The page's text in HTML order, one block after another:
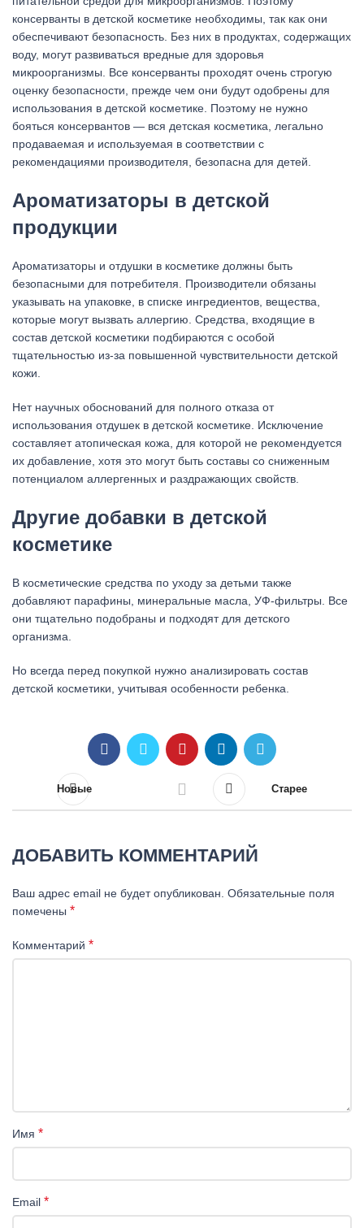
консерванты в детской косметике необходимы, так как они
обеспечивают безопасность. Без них в продуктах, содержащих
воду, могут развиваться вредные для здоровья
микроорганизмы. Все консерванты проходят очень строгую
оценку безопасности, прежде чем они будут одобрены для
использования в детской косметике. Поэтому не нужно
бояться консервантов — вся детская косметика, легально
продаваемая и используемая в соответствии с
рекомендациями производителя, безопасна для детей.
Ароматизаторы в детской
продукции
Ароматизаторы и отдушки в косметике должны быть
безопасными для потребителя. Производители обязаны
указывать на упаковке, в списке ингредиентов, вещества,
которые могут вызвать аллергию. Средства, входящие в
состав детской косметики подбираются с особой
тщательностью из-за повышенной чувствительности детской
кожи.
Нет научных обоснований для полного отказа от
использования отдушек в детской косметике. Исключение
составляет атопическая кожа, для которой не рекомендуется
их добавление, хотя это могут быть составы со сниженным
потенциалом аллергенных и раздражающих свойств.
Другие добавки в детской
косметике
В косметические средства по уходу за детьми также
добавляют парафины, минеральные масла, УФ-фильтры. Все
они тщательно подобраны и подходят для детского
организма.
Но всегда перед покупкой нужно анализировать состав
детской косметики, учитывая особенности ребенка.
Новые Старее
ДОБАВИТЬ КОММЕНТАРИЙ
Ваш адрес email не будет опубликован. Обязательные поля
помечены *
Комментарий *
Имя *
Email *